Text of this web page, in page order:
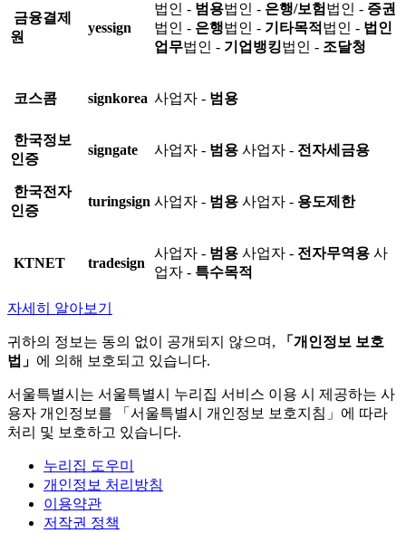
금융결제
원
yessign
법인 - 범용법인 - 은행/보험 법인 - 증권
법인 - 은행법인 - 기타목적 법인 - 법인
업무법인 - 기업뱅킹법인 - 조달청
코스콤 signkorea 사업자 - 범용
한국정보
인증
signgate 사업자 - 범용 사업자 - 전자세금용
한국전자
인증
turingsign 사업자 - 범용 사업자 - 용도제한
KTNET tradesign
사업자 - 범용 사업자 - 전자무역용 사
업자 - 특수목적
자세히 알아보기
귀하의 정보는 동의 없이 공개되지 않으며,
「개인정보 보호
법」 에 의해 보호되고 있습니다.
서울특별시는 서울특별시 누리집 서비스 이용 시 제공하는 사
용자 개인정보를 「서울특별시 개인정보 보호지침」에 따라
처리 및 보호하고 있습니다.
누리집 도우미
개인정보 처리방침
이용약관
저작권 정책